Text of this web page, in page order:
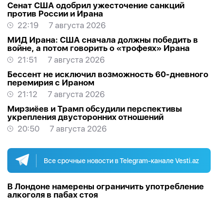
Сенат США одобрил ужесточение санкций
против России и Ирана
22:19
7 августа 2026
МИД Ирана: США сначала должны победить в
войне, а потом говорить о «трофеях» Ирана
21:51
7 августа 2026
Бессент не исключил возможность 60-дневного
перемирия с Ираном
21:12
7 августа 2026
Мирзиёев и Трамп обсудили перспективы
укрепления двусторонних отношений
20:50
7 августа 2026
Все срочные новости в Telegram-канале Vesti.az
В Лондоне намерены ограничить употребление
алкоголя в пабах стоя